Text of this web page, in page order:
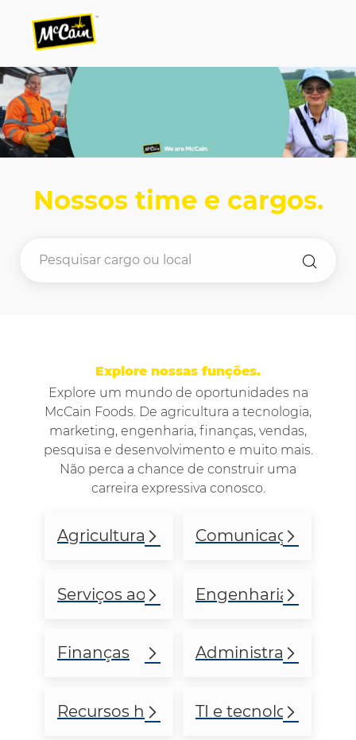
-
-
Nossos time e cargos.
Explore nossas funções.
Explore um mundo de oportunidades na
McCain Foods. De agricultura a tecnologia,
marketing, engenharia, finanças, vendas,
pesquisa e desenvolvimento e muito mais.
Não perca a chance de construir uma
carreira expressiva conosco.
Agricultura Comunicações
Serviços ao clienteEngenharia e
Finanças Administrativo e
Recursos humanosTI e tecnologia